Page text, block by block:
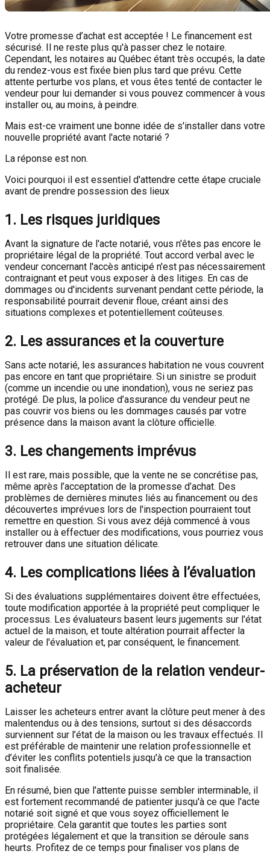
Votre promesse d’achat est acceptée ! Le financement est
sécurisé. Il ne reste plus qu'à passer chez le notaire.
Cependant, les notaires au Québec étant très occupés, la date
du rendez-vous est fixée bien plus tard que prévu. Cette
attente perturbe vos plans, et vous êtes tenté de contacter le
vendeur pour lui demander si vous pouvez commencer à vous
installer ou, au moins, à peindre.
Mais est-ce vraiment une bonne idée de s'installer dans votre
nouvelle propriété avant l'acte notarié ?
La réponse est non.
Voici pourquoi il est essentiel d'attendre cette étape cruciale
avant de prendre possession des lieux
1. Les risques juridiques
Avant la signature de l'acte notarié, vous n'êtes pas encore le
propriétaire légal de la propriété. Tout accord verbal avec le
vendeur concernant l'accès anticipé n'est pas nécessairement
contraignant et peut vous exposer à des litiges. En cas de
dommages ou d'incidents survenant pendant cette période, la
responsabilité pourrait devenir floue, créant ainsi des
situations complexes et potentiellement coûteuses.
2. Les assurances et la couverture
Sans acte notarié, les assurances habitation ne vous couvrent
pas encore en tant que propriétaire. Si un sinistre se produit
(comme un incendie ou une inondation), vous ne seriez pas
protégé. De plus, la police d’assurance du vendeur peut ne
pas couvrir vos biens ou les dommages causés par votre
présence dans la maison avant la clôture officielle.
3. Les changements imprévus
Il est rare, mais possible, que la vente ne se concrétise pas,
même après l’acceptation de la promesse d’achat. Des
problèmes de dernières minutes liés au financement ou des
découvertes imprévues lors de l'inspection pourraient tout
remettre en question. Si vous avez déjà commencé à vous
installer ou à effectuer des modifications, vous pourriez vous
retrouver dans une situation délicate.
4. Les complications liées à l’évaluation
Si des évaluations supplémentaires doivent être effectuées,
toute modification apportée à la propriété peut compliquer le
processus. Les évaluateurs basent leurs jugements sur l'état
actuel de la maison, et toute altération pourrait affecter la
valeur de l'évaluation et, par conséquent, le financement.
5. La préservation de la relation vendeur-
acheteur
Laisser les acheteurs entrer avant la clôture peut mener à des
malentendus ou à des tensions, surtout si des désaccords
surviennent sur l’état de la maison ou les travaux effectués. Il
est préférable de maintenir une relation professionnelle et
d’éviter les conflits potentiels jusqu'à ce que la transaction
soit finalisée.
En résumé, bien que l'attente puisse sembler interminable, il
est fortement recommandé de patienter jusqu'à ce que l'acte
notarié soit signé et que vous soyez officiellement le
propriétaire. Cela garantit que toutes les parties sont
protégées légalement et que la transition se déroule sans
heurts. Profitez de ce temps pour finaliser vos plans de